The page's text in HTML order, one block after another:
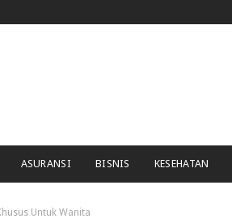
ASURANSI BISNIS KESEHATAN
Untuk Wanita